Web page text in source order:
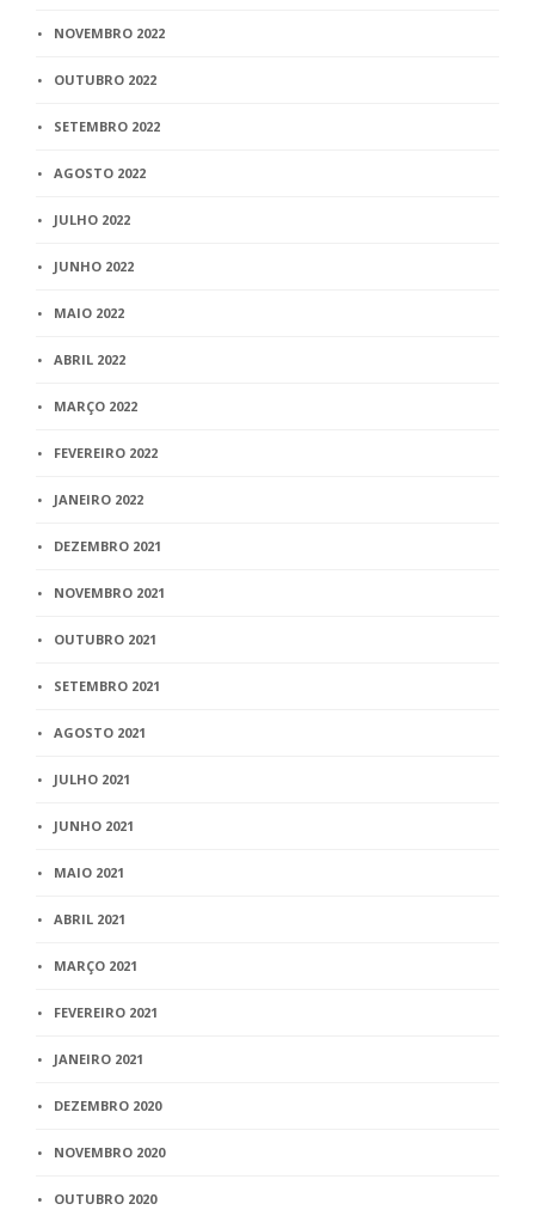
NOVEMBRO 2022
OUTUBRO 2022
SETEMBRO 2022
AGOSTO 2022
JULHO 2022
JUNHO 2022
MAIO 2022
ABRIL 2022
MARÇO 2022
FEVEREIRO 2022
JANEIRO 2022
DEZEMBRO 2021
NOVEMBRO 2021
OUTUBRO 2021
SETEMBRO 2021
AGOSTO 2021
JULHO 2021
JUNHO 2021
MAIO 2021
ABRIL 2021
MARÇO 2021
FEVEREIRO 2021
JANEIRO 2021
DEZEMBRO 2020
NOVEMBRO 2020
OUTUBRO 2020